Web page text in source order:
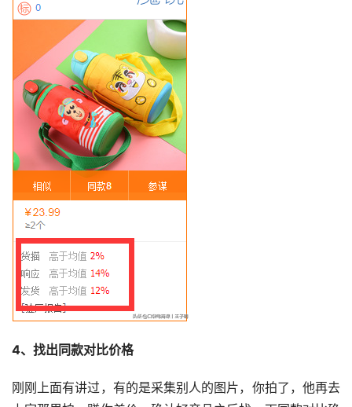
4、找出同款对比价格
刚刚上面有讲过，有的是采集别人的图片，你拍了，他再去